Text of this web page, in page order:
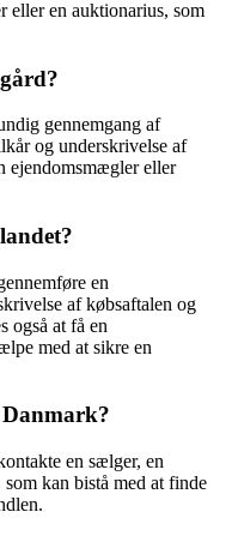
eller en auktionarius, som
gennemgang af
og underskrivelse af
ejendomsmægler eller
en
af købsaftalen og
også at få en
med at sikre en
en sælger, en
kan bistå med at finde